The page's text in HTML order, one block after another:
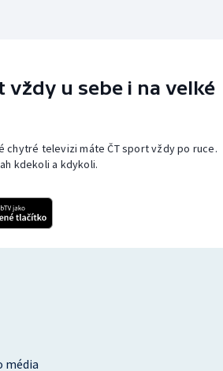
u sebe i na velké
chytré televizi máte ČT sport vždy po ruce.
kdekoli a kdykoli.
média